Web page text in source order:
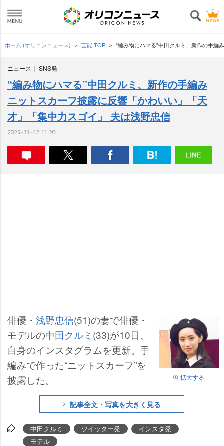
ホーム (オリコンニュース) 芸能 TOP “編み物にハマる”中田クルミ、新作の手
ニュース SNS発
“編み物にハマる”中田クルミ、新作の手編み
ニットスカーフ披露に反響「かわいい」「天
才」「集中力スゴイ」 夫は浅野忠信
2025-11-12 11:20
拡大する
俳優・ 浅野忠信(51)の妻で俳優・
モデルの中田クルミ (33)が10日、
自身のインスタグラムを更新。手
編みで作った“ニットスカーフ”を
披露した。
記事全文・写真を大きく見る
中田クルミ ツイッター発
インスタ発
モデル